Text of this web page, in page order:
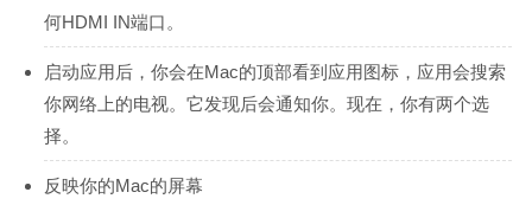
何HDMI IN端口。
启动应用后，你会在Mac的顶部看到应用图标，应用会搜索
你网络上的电视。它发现后会通知你。现在，你有两个选
择。
反映你的Mac的屏幕